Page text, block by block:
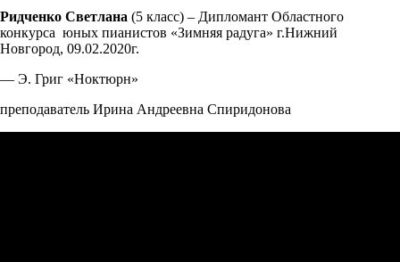
Ридченко Светлана (5 класс) – Дипломант Областного
конкурса юных пианистов «Зимняя радуга» г.Нижний
Новгород, 09.02.2020г.
— Э. Григ «Ноктюрн»
преподаватель Ирина Андреевна Спиридонова